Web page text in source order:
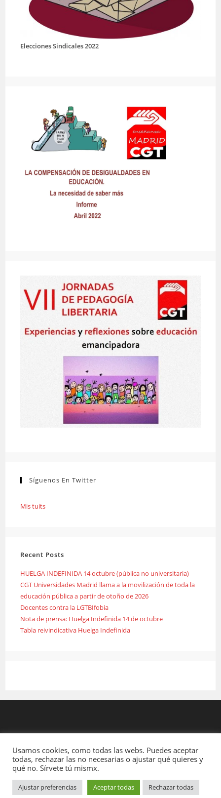
Elecciones Sindicales 2022
Síguenos En Twitter
Mis tuits
Recent Posts
HUELGA INDEFINIDA 14 octubre (pública no universitaria)
CGT Universidades Madrid llama a la movilización de toda la
educación pública a partir de otoño de 2026
Docentes contra la LGTBIfobia
Nota de prensa: Huelga Indefinida 14 de octubre
Tabla reivindicativa Huelga Indefinida
Usamos cookies, como todas las webs. Puedes aceptar
todas, rechazar las no necesarias o ajustar qué quieres y
qué no. Sírvete tú mismx.
Ajustar preferencias Aceptar todas Rechazar todas